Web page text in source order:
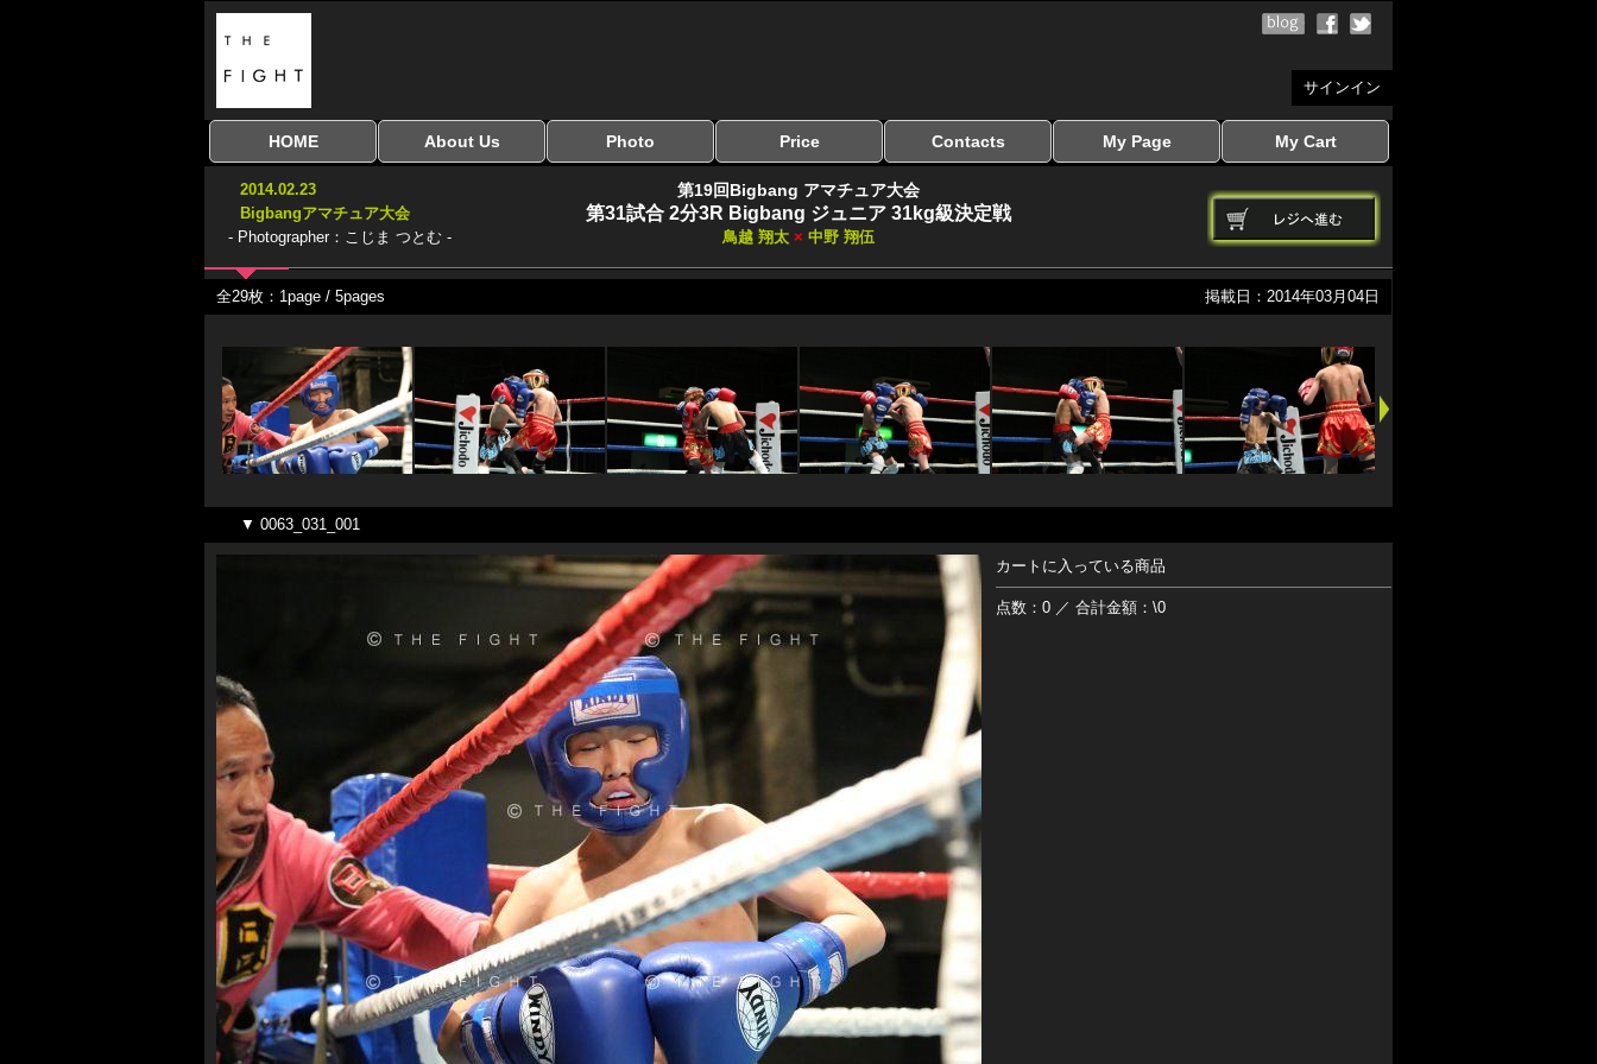
サインイン
HOME
全興行を表示
ナイスミドル
アマチュアキック
協議会
全日本学生キック
建武館キッズ大会
Bigbang
おやじファイト
About Us Photo
無料ダウンロード
Price
料金
お支払い方法
Contacts
お問い合わせ
よくある質問
リンク集
My Page My Cart
カートを見る
2014.02.23
Bigbangアマチュア大会
- Photographer：こじま つとむ -
第19回Bigbang アマチュア大会
第31試合 2分3R Bigbang ジュニア 31kg級決定戦
鳥越 翔太 × 中野 翔伍
全29枚：1page / 5pages 掲載日：2014年03月04日
▼ 0063_031_001
カートに入っている商品
点数：0 ／ 合計金額：\0